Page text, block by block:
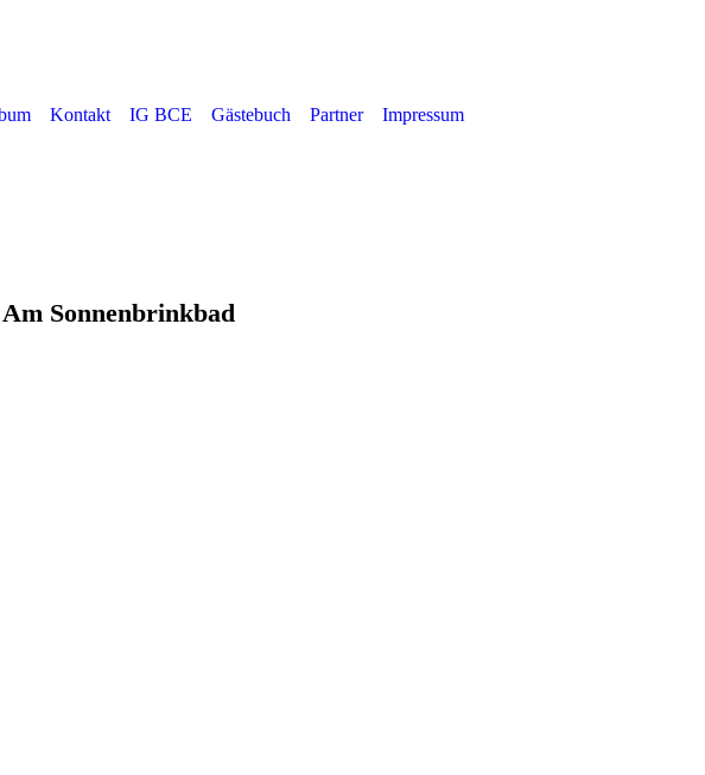
Kontakt IG BCE Gästebuch Partner
Impressum
Sonnenbrinkbad